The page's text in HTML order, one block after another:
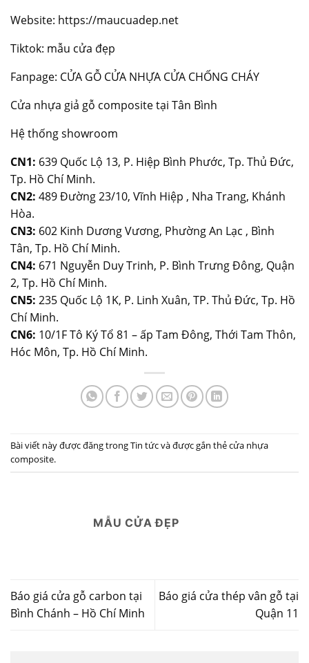
Website: https://maucuadep.net
Tiktok: mẫu cửa đẹp
Fanpage: CỬA GỖ CỬA NHỰA CỬA CHỐNG CHÁY
Cửa nhựa giả gỗ composite tại Tân Bình
Hệ thống showroom
CN1: 639 Quốc Lộ 13, P. Hiệp Bình Phước, Tp. Thủ Đức,
Tp. Hồ Chí Minh.
CN2: 489 Đường 23/10, Vĩnh Hiệp , Nha Trang, Khánh
Hòa.
CN3: 602 Kinh Dương Vương, Phường An Lạc , Bình
Tân, Tp. Hồ Chí Minh.
CN4: 671 Nguyễn Duy Trinh, P. Bình Trưng Đông, Quận
2, Tp. Hồ Chí Minh.
CN5: 235 Quốc Lộ 1K, P. Linh Xuân, TP. Thủ Đức, Tp. Hồ
Chí Minh.
CN6: 10/1F Tô Ký Tổ 81 – ấp Tam Đông, Thới Tam Thôn,
Hóc Môn, Tp. Hồ Chí Minh.
Bài viết này được đăng trongTin tứcvà được gắn thẻcửa nhựa
composite.
MẪU CỬA ĐẸP
Báo giá cửa gỗ carbon tại
Bình Chánh – Hồ Chí Minh
Báo giá cửa thép vân gỗ tại
Quận 11